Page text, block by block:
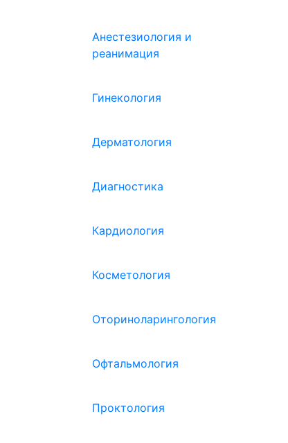
Анестезиология и
реанимация
Гинекология
Дерматология
Диагностика
Кардиология
Косметология
Оториноларингология
Офтальмология
Проктология